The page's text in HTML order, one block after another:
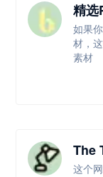
精选
如果
材，
素材
The
这个